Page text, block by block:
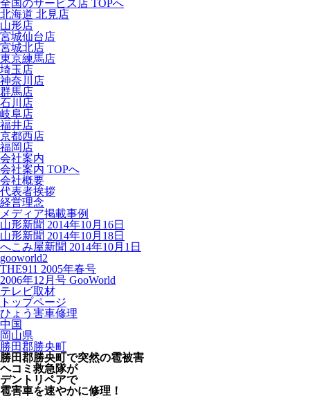
全国のサービス店 TOPへ
北海道 北見店
山形店
宮城仙台店
宮城北店
東京練馬店
埼玉店
神奈川店
群馬店
石川店
岐阜店
福井店
京都西店
福岡店
会社案内
会社案内 TOPへ
会社概要
代表者挨拶
経営理念
メディア掲載事例
山形新聞 2014年10月16日
山形新聞 2014年10月18日
へこみ屋新聞 2014年10月1日
gooworld2
THE911 2005年春号
2006年12月号 GooWorld
テレビ取材
トップページ
ひょう害車修理
中国
岡山県
勝田郡勝央町
勝田郡勝央町で突然の雹被害
ヘコミ救急隊が
デントリペアで
雹害車を速やかに修理！